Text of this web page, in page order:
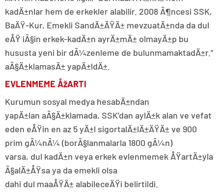
kadÄ±nlar hem de erkekler alabilir. 2008 Ã¶ncesi SSK,
BaÄŸ-Kur, Emekli SandÄ±ÄŸÄ± mevzuatÄ±nda da dul
eÅŸ iÃ§in erkek-kadÄ±n ayrÄ±mÄ± olmayÄ±p bu
hususta yeni bir dÃ¼zenleme de bulunmamaktadÄ±r.”
aÃ§Ä±klamasÄ± yapÄ±ldÄ±.
EVLENMEME ÅžARTI
Kurumun sosyal medya hesabÄ±ndan
yapÄ±lan aÃ§Ä±klamada, SSK’dan aylÄ±k alan ve vefat
eden eÅŸin en az 5 yÄ±l sigortalÄ±lÄ±ÄŸÄ± ve 900
prim gÃ¼nÃ¼ (borÃ§lanmalarla 1800 gÃ¼n)
varsa, dul kadÄ±n veya erkek evlenmemek ÅŸartÄ±yla
Ã§alÄ±ÅŸsa ya da emekli olsa
dahi dul maaÅŸÄ± alabileceÄŸi belirtildi.